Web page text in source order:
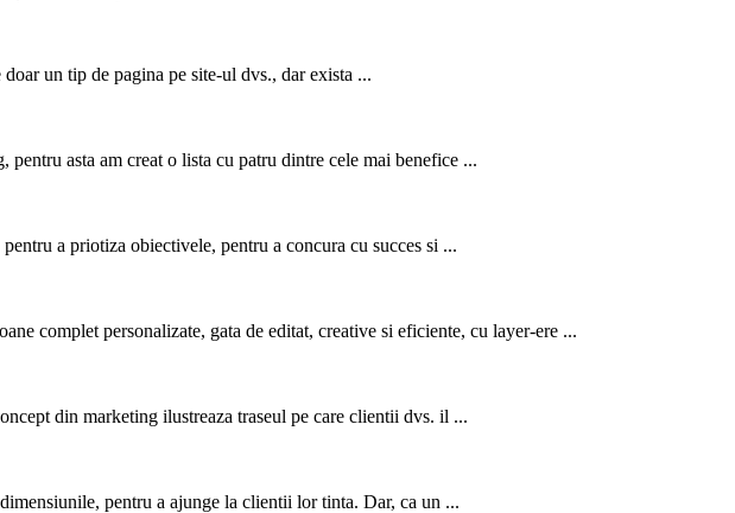
un tip de pagina pe site-ul dvs., dar exista ...
asta am creat o lista cu patru dintre cele mai benefice ...
a priotiza obiectivele, pentru a concura cu succes si ...
complet personalizate, gata de editat, creative si eficiente, cu layer-ere ...
din marketing ilustreaza traseul pe care clientii dvs. il ...
pentru a ajunge la clientii lor tinta. Dar, ca un ...